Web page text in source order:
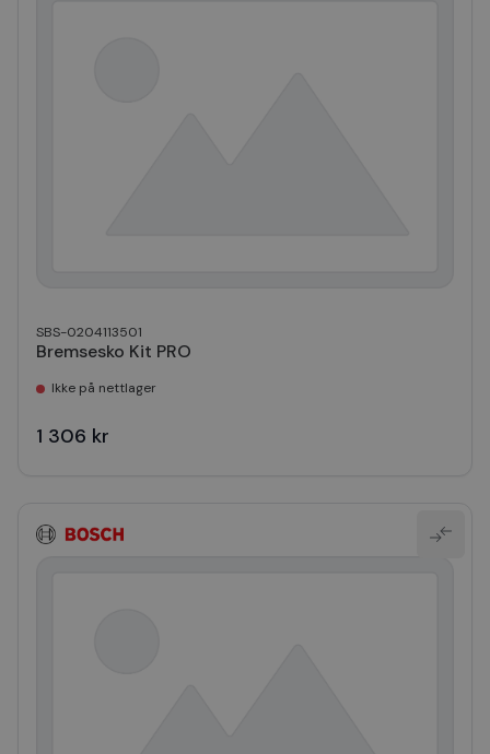
SBS-0204113501
Bremsesko Kit PRO
Ikke på nettlager
1 306 kr